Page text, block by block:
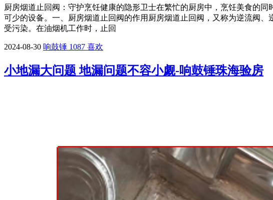
厨房烟道止回阀：守护烹饪健康的隐形卫士在繁忙的厨房中，烹饪美食的
可少的设备。一、厨房烟道止回阀的作用厨房烟道止回阀，又称为逆流阀
受污染。在油烟机工作时，止回
2024-08-30 响鼓锤 1087 喜欢
小地漏大问题 地漏问题不容小觑-响鼓锤珠海验房